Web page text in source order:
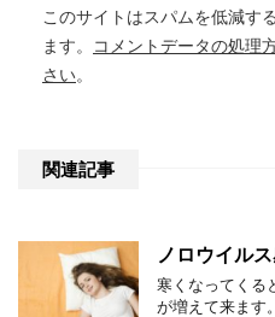
このサイトはスパムを低減す
ます。
コメントデータの処理
さい。
関連記事
ノロウイル
寒くなってくる
が増えて来ます